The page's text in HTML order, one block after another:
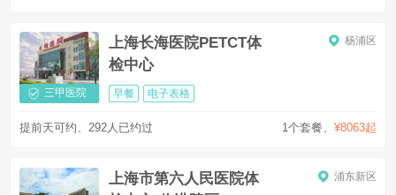
三甲医院
上海长海医院PETCT体
检中心
杨浦区
早餐 电子表格
1个套餐、 ¥8063起
提前天可约、292人已约过
上海市第六人民医院体
浦东新区